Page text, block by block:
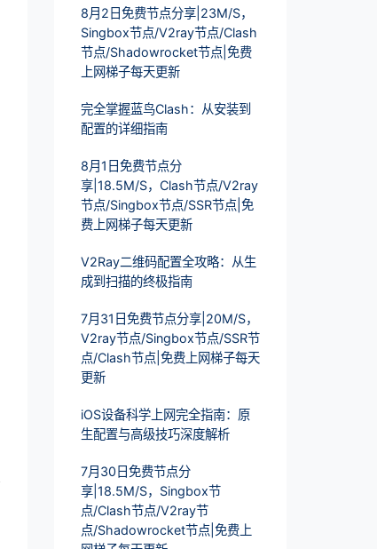
8月2日免费节点分享|23M/S，
Singbox节点/V2ray节点/Clash
节点/Shadowrocket节点|免费
上网梯子每天更新
完全掌握蓝鸟Clash：从安装到
配置的详细指南
8月1日免费节点分
享|18.5M/S，Clash节点/V2ray
节点/Singbox节点/SSR节点|免
费上网梯子每天更新
V2Ray二维码配置全攻略：从生
成到扫描的终极指南
7月31日免费节点分享|20M/S，
V2ray节点/Singbox节点/SSR节
点/Clash节点|免费上网梯子每天
更新
iOS设备科学上网完全指南：原
生配置与高级技巧深度解析
7月30日免费节点分
享|18.5M/S，Singbox节
点/Clash节点/V2ray节
点/Shadowrocket节点|免费上